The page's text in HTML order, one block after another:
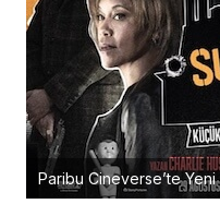
Paribu Cineverse’te